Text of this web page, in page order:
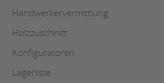
Handwerkervermittlung
Holzzuschnitt
Konfiguratoren
Lagerliste